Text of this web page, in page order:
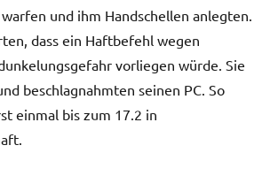
und ihm Handschellen anlegten.
dass ein Haftbefehl wegen
vorliegen würde. Sie
beschlagnahmten seinen PC. So
einmal bis zum 17.2 in